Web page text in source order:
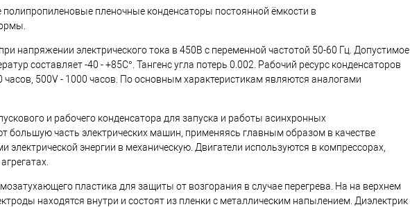
пленочные конденсаторы постоянной ёмкости в
напряжении электрического тока в 450В с переменной частотой 50-60 Гц. Допустимое
составляет -40 - +85С°. Тангенс угла потерь 0.002. Рабочий ресурс конденсаторов
500V - 1000 часов. По основным характеристикам являются аналогами
и рабочего конденсатора для запуска и работы асинхронных
большую часть электрических машин, применяясь главным образом в качестве
энергии в механическую. Двигатели используются в компрессорах,
пластика для защиты от возгорания в случае перегрева. На на верхнем
находятся внутри и состоят из пленки с металлическим напылением. Диэлектрик